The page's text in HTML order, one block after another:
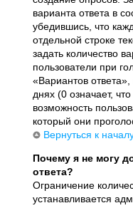
варианта ответа в
убедившись, что
отдельной строке
задать количество
пользователи при
«Вариантов
днях (0 означает,
возможность
который они
Вернуться к
Почему я не могу
ответа?
Ограничение
устанавливается